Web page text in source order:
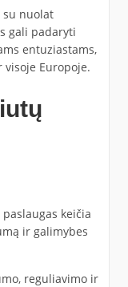
su nuolat
gali padaryti
entuziastams,
Europoje.
keičia
ir galimybes
reguliavimo ir